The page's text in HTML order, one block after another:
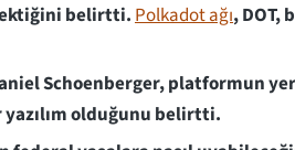
belirtti. Polkadot ağı, DOT,
Schoenberger, platformun
olduğunu belirtti.